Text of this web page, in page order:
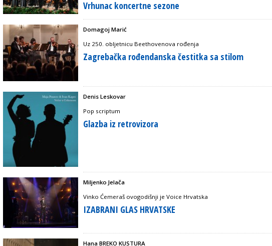
Vrhunac koncertne sezone
Domagoj Marić
Uz 250. obljetnicu Beethovenova rođenja
Zagrebačka rođendanska čestitka sa stilom
Denis Leskovar
Pop scriptum
Glazba iz retrovizora
Miljenko Jelača
Vinko Ćemeraš ovogodišnji je Voice Hrvatska
IZABRANI GLAS HRVATSKE
Hana BREKO KUSTURA